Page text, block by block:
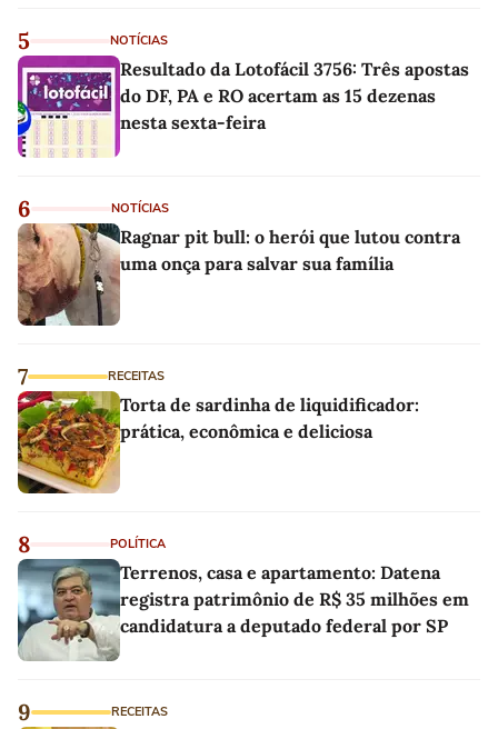
5 NOTÍCIAS
Resultado da Lotofácil 3756: Três apostas
do DF, PA e RO acertam as 15 dezenas
nesta sexta-feira
6 NOTÍCIAS
Ragnar pit bull: o herói que lutou contra
uma onça para salvar sua família
7 RECEITAS
Torta de sardinha de liquidificador:
prática, econômica e deliciosa
8 POLÍTICA
Terrenos, casa e apartamento: Datena
registra patrimônio de R$ 35 milhões em
candidatura a deputado federal por SP
9 RECEITAS